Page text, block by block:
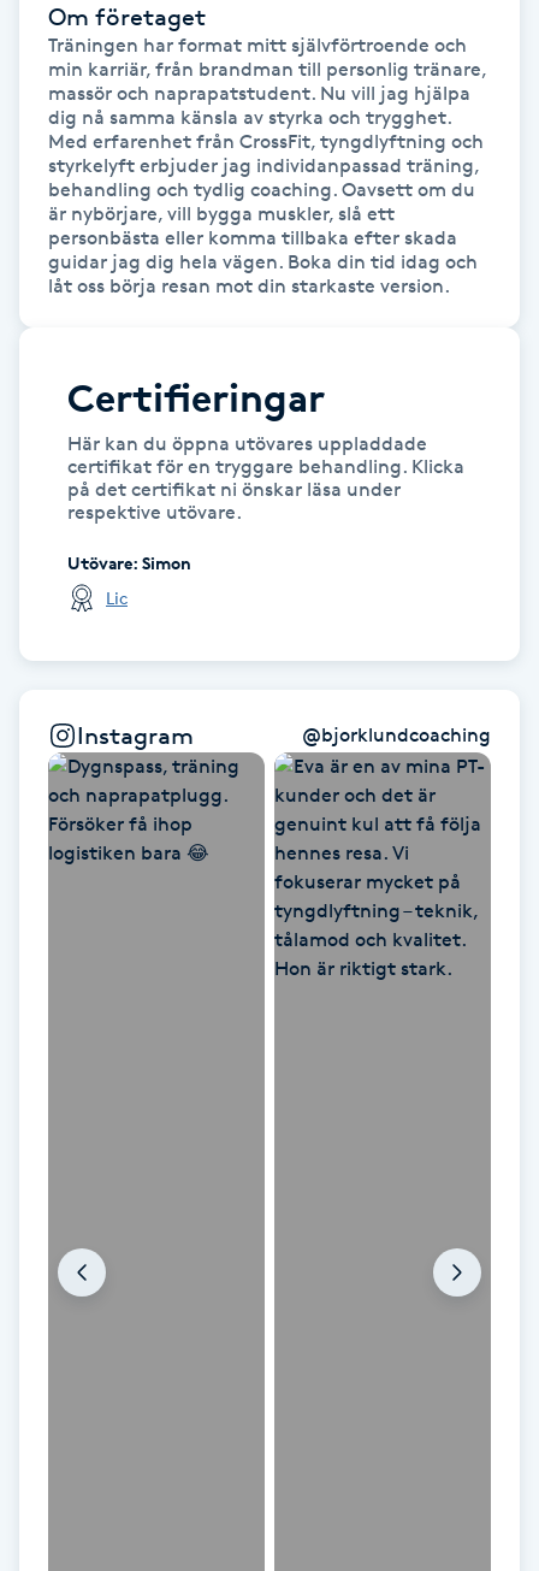
Hollywood Peel
Hot Stone Massage
Hot yoga
Hudföryngring
Hyaluronsyra
Hyperhidros
Hypnos
Hårborttagning
Hårförlängning
Hårvård
IR-massage
Om företaget
Träningen har format mitt självförtroende och
min karriär, från brandman till personlig tränare,
massör och naprapatstudent. Nu vill jag hjälpa
dig nå samma känsla av styrka och trygghet.
Med erfarenhet från CrossFit, tyngdlyftning och
styrkelyft erbjuder jag individanpassad träning,
behandling och tydlig coaching. Oavsett om du
är nybörjare, vill bygga muskler, slå ett
personbästa eller komma tillbaka efter skada
guidar jag dig hela vägen. Boka din tid idag och
låt oss börja resan mot din starkaste version.
Certifieringar
Här kan du öppna utövares uppladdade
certifikat för en tryggare behandling. Klicka
på det certifikat ni önskar läsa under
respektive utövare.
Utövare: Simon
Lic
Instagram @bjorklundcoaching